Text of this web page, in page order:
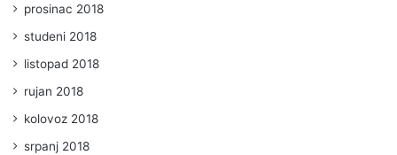
prosinac 2018
studeni 2018
listopad 2018
rujan 2018
kolovoz 2018
srpanj 2018